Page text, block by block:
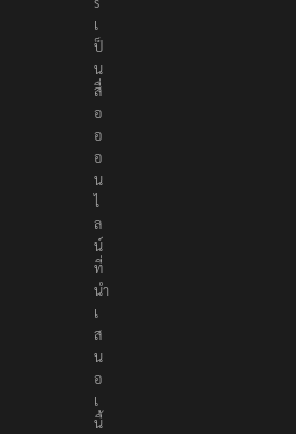
ป็
น
สื่
อ
อ
อ
น
ไ
ล
น์
ที่
นำ
เ
ส
น
อ
เ
นื้
อ